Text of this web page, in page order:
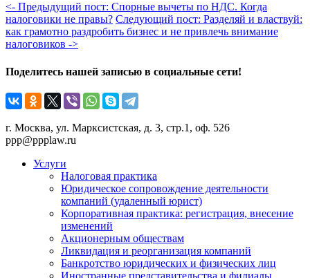
<- Предыдущий пост: Спорные вычеты по НДС. Когда
налоговики не правы? Следующий пост: Разделяй и властвуй:
как грамотно раздробить бизнес и не привлечь внимание
налоговиков ->
Поделитесь нашей записью в социальные сети!
г. Москва, ул. Марксистская, д. 3, стр.1, оф. 526
ppp@ppplaw.ru
Услуги
Налоговая практика
Юридическое сопровождение деятельности
компаний (удаленный юрист)
Корпоративная практика: регистрация, внесение
изменений
Акционерным обществам
Ликвидация и реорганизация компаний
Банкротство юридических и физических лиц
Иностранные представительства и филиалы